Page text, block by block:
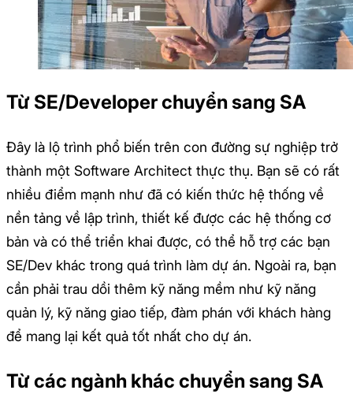
Từ SE/Developer chuyển sang SA
Đây là lộ trình phổ biến trên con đường sự nghiệp trở
thành một Software Architect thực thụ. Bạn sẽ có rất
nhiều điểm mạnh như đã có kiến thức hệ thống về
nền tảng về lập trình, thiết kế được các hệ thống cơ
bản và có thể triển khai được, có thể hỗ trợ các bạn
SE/Dev khác trong quá trình làm dự án. Ngoài ra, bạn
cần phải trau dồi thêm kỹ năng mềm như kỹ năng
quản lý, kỹ năng giao tiếp, đàm phán với khách hàng
để mang lại kết quả tốt nhất cho dự án.
Từ các ngành khác chuyển sang SA